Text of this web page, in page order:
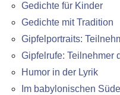
Gedichte für Kinder
Gedichte mit Tradition
Gipfelportraits:
Gipfelrufe: Teilnehmer
Humor in der Lyrik
Im babylonischen